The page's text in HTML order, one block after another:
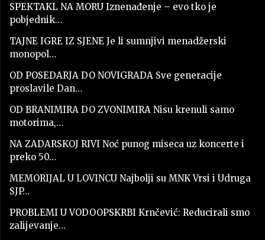
SPEKTAKL NA MORU Iznenađenje – evo tko je
pobjednik…
TAJNE IGRE IZ SJENE Je li sumnjivi menadžerski
monopol…
OD POSEDARJA DO NOVIGRADA Sve generacije
proslavile Dan…
OD BRANIMIRA DO ZVONIMIRA Nisu krenuli samo
motorima,…
NA ZADARSKOJ RIVI Noć punog miseca uz koncerte i
preko 50…
MEMORIJAL U LOVINCU Najbolji su MNK Vrsi i Udruga
SJP…
PROBLEMI U VODOOPSKRBI Krnčević: Reducirali smo
zalijevanje…